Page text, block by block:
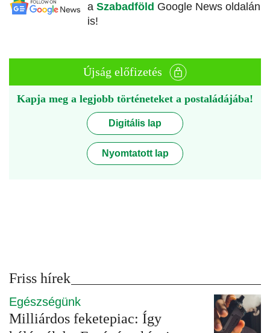
a Szabadföld Google News oldalán
is!
Újság előfizetés
Kapja meg a legjobb történeteket a postaládájába!
Digitális lap
Nyomtatott lap
Friss hírek
Egészségünk
Milliárdos feketepiac: Így